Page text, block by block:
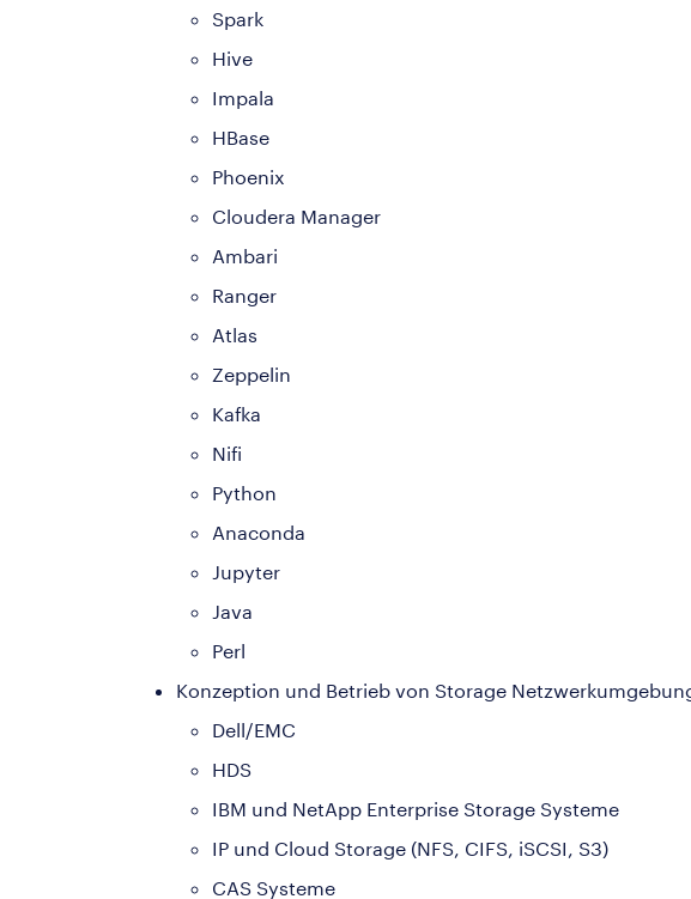
Spark
Hive
Impala
HBase
Phoenix
Cloudera Manager
Ambari
Ranger
Atlas
Zeppelin
Kafka
Nifi
Python
Anaconda
Jupyter
Java
Perl
Konzeption und Betrieb von Storage
Dell/EMC
HDS
IBM und NetApp Enterprise Storage Systeme
IP und Cloud Storage (NFS, CIFS, iSCSI, S3)
CAS Systeme